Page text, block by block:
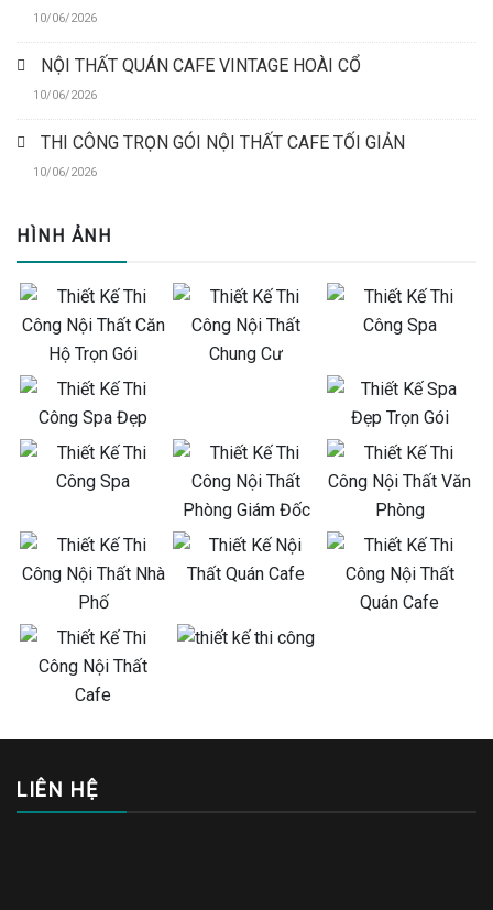
10/06/2026
NỘI THẤT QUÁN CAFE VINTAGE HOÀI CỔ
10/06/2026
THI CÔNG TRỌN GÓI NỘI THẤT CAFE TỐI GIẢN
10/06/2026
HÌNH ẢNH
LIÊN HỆ